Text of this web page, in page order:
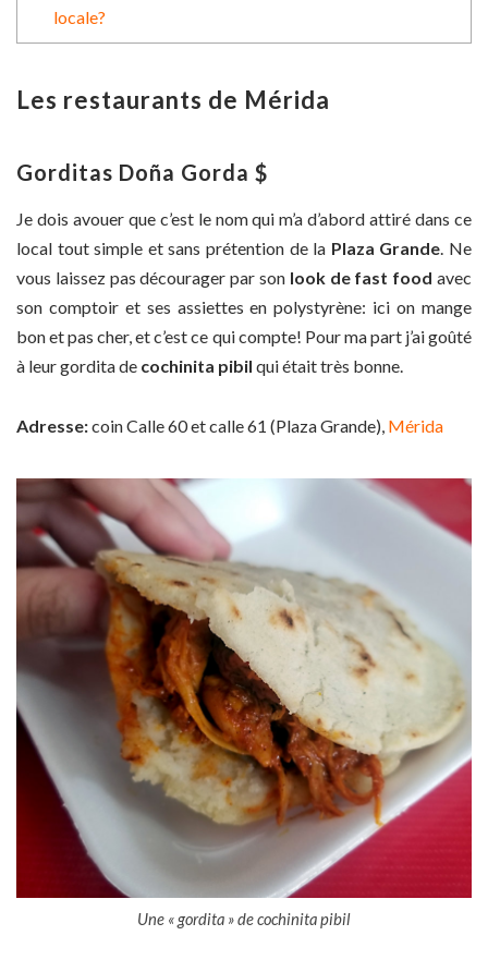
locale?
Les restaurants de Mérida
Gorditas Doña Gorda $
Je dois avouer que c’est le nom qui m’a d’abord attiré dans ce
local tout simple et sans prétention de la Plaza Grande. Ne
vous laissez pas décourager par son look de fast food avec
son comptoir et ses assiettes en polystyrène: ici on mange
bon et pas cher, et c’est ce qui compte! Pour ma part j’ai goûté
à leur gordita de cochinita pibil qui était très bonne.
Adresse:coin Calle 60 et calle 61 (Plaza Grande), Mérida
Une « gordita » de cochinita pibil